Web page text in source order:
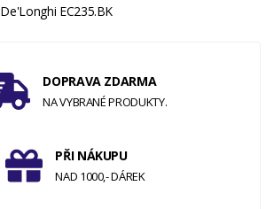
De'Longhi EC235.BK
DOPRAVA ZDARMA
NA VYBRANÉ PRODUKTY.
PŘI NÁKUPU
NAD 1000,- DÁREK